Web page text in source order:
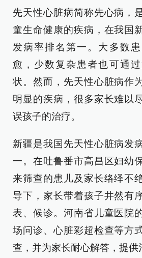
先天性心脏病简称先心病，
童生命健康的疾病，在我国
发病率排名第一。大多数
愈，少数复杂患者也可通
状。然而，先天性心脏病作
明显的疾病，很多家长难以
误孩子的治疗。
新疆是我国先天性心脏病发
一。在吐鲁番市高昌区妇幼
来筛查的患儿及家长络绎不
导下，家长带着孩子井然有
表、候诊。河南省儿童医院
场问诊、心脏彩超检查等方
查，并为家长耐心解答，提供